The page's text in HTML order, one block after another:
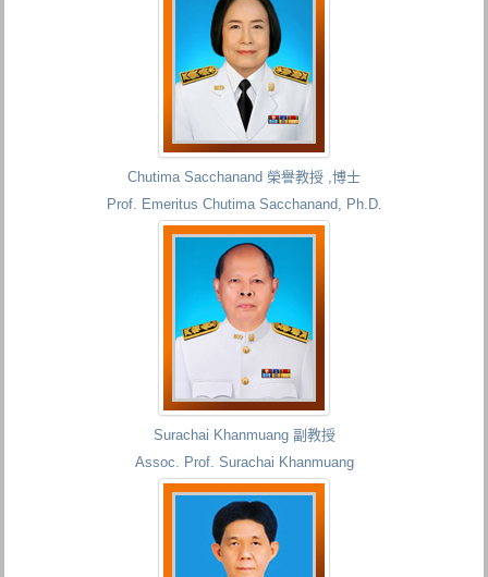
Chutima Sacchanand 榮譽教授 ,博士
Prof. Emeritus Chutima Sacchanand, Ph.D.
Surachai Khanmuang 副教授
Assoc. Prof. Surachai Khanmuang